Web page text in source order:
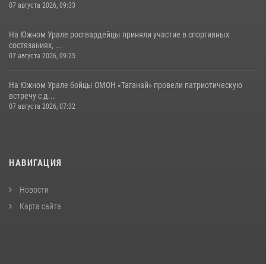
07 августа 2026, 09:33
На Южном Урале росгвардейцы приняли участие в спортивных
состязаниях, ...
07 августа 2026, 09:25
На Южном Урале бойцы ОМОН «Таганай» провели патриотическую
встречу с д...
07 августа 2026, 07:32
НАВИГАЦИЯ
Новости
Карта сайта